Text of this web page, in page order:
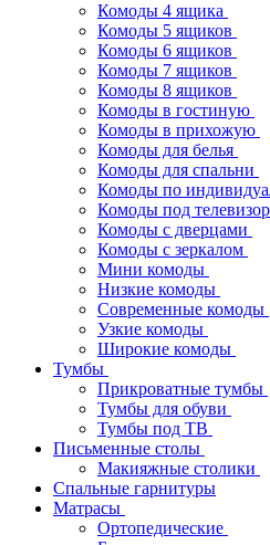
Комоды 4 ящика
Комоды 5 ящиков
Комоды 6 ящиков
Комоды 7 ящиков
Комоды 8 ящиков
Комоды в гостиную
Комоды в прихожую
Комоды для белья
Комоды для спальни
Комоды по
Комоды под телевизор
Комоды с дверцами
Комоды с зеркалом
Мини комоды
Низкие комоды
Современные комоды
Узкие комоды
Широкие комоды
Тумбы
Прикроватные тумбы
Тумбы для обуви
Тумбы под ТВ
Письменные столы
Макияжные столики
Спальные гарнитуры
Матрасы
Ортопедические